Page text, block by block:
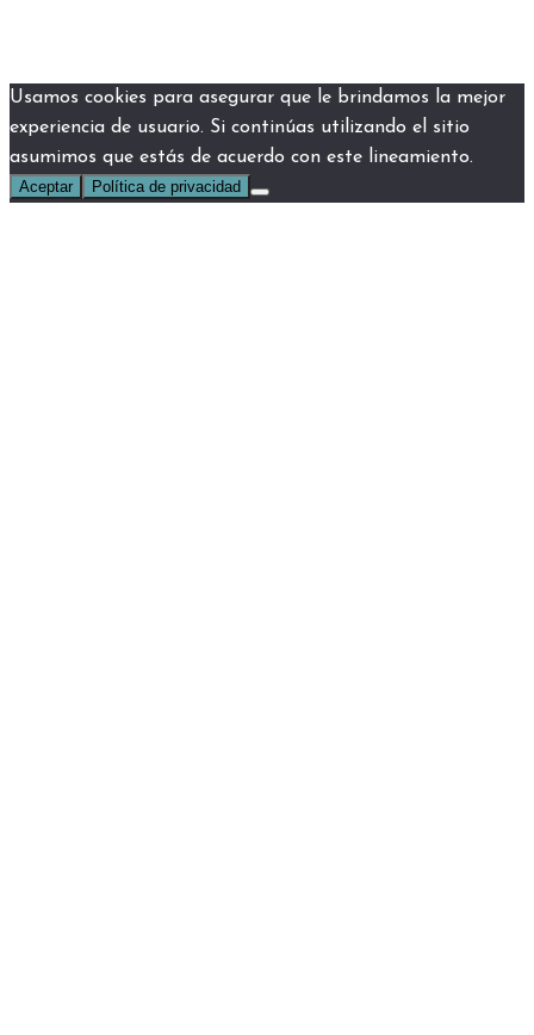
Usamos cookies para asegurar que le brindamos la mejor
experiencia de usuario. Si continúas utilizando el sitio
asumimos que estás de acuerdo con este lineamiento.
Aceptar Política de privacidad